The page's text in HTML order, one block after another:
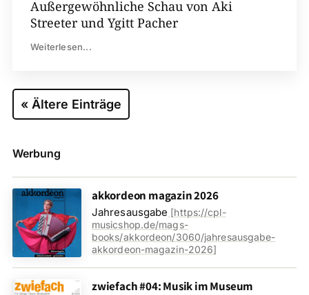
Außergewöhnliche Schau von Aki
Streeter und Ygitt Pacher
Weiterlesen...
« Ältere Einträge
Werbung
akkordeon magazin 2026
Jahresausgabe [https://cpl-
musicshop.de/mags-
books/akkordeon/3060/jahresausgabe-
akkordeon-magazin-2026]
zwiefach #04: Musik im Museum